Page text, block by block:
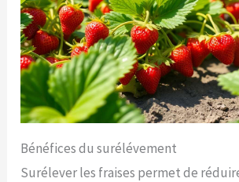
Bénéfices du surélévement
Surélever les fraises permet de